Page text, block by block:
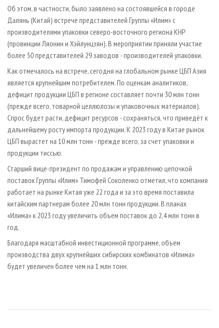
СУШКА ДРЕВЕСИНЫ
ПРОИЗВОДСТВО ДРЕВЕСНЫХ ПЛИТ
ДЕРЕВЯННОЕ ДОМОСТРОЕНИЕ
ПРОИЗВОДСТВО МЕБЕЛИ
БИОЭНЕРГЕТИКА
ЦБП
ИНСТРУМЕНТ И МАТЕРИАЛЫ
ПЕРСОНЫ
МОБИЛЬНЫЕ ВЫСТАВКИ
ОФИЦИАЛЬНЫЕ ДЕЛЕГАЦИИ
ПРИОРИТЕТНЫЕ ИНВЕСТПРОЕКТЫ
RUSSIAN FORESTRY REVIEW
ГАЗЕТА ЛЕСПРОМФОРУМ
БИБЛИОТЕКА СПЕЦИАЛИСТА
КОНТАКТЫ
РЕКЛАМА
РЕКЛАМА НА САЙТЕ
Об этом, в частности, было заявлено на состоявшейся в городе
Далянь (Китай) встрече представителей Группы «Илим» с
производителями упаковки северо-восточного региона КНР
(провинции Ляонин и Хэйлунцзян). В мероприятии приняли участие
более 50 представителей 29 заводов - производителей упаковки.
Как отмечалось на встрече, сегодня на глобальном рынке ЦБП Азия
является крупнейшим потребителем. По оценкам аналитиков,
дефицит продукции ЦБП в регионе составляет почти 30 млн тонн
(прежде всего, товарной целлюлозы и упаковочных материалов).
Спрос будет расти, дефицит ресурсов - сохраняться, что приведёт к
дальнейшему росту импорта продукции. К 2023 году в Китае рынок
ЦБП вырастет на 10 млн тонн - прежде всего, за счет упаковки и
продукции тиссью.
Старший вице-президент по продажам и управлению цепочкой
поставок Группы «Илим» Тимофей Соколенко отметил, что компания
работает на рынке Китая уже 22 года и за это время поставила
китайским партнерам более 20 млн тонн продукции. В планах
«Илима» к 2023 году увеличить объем поставок до 2,4 млн тонн в
год.
Благодаря масштабной инвестиционной программе, объем
производства двух крупнейших сибирских комбинатов «Илима»
будет увеличен более чем на 1 млн тонн.